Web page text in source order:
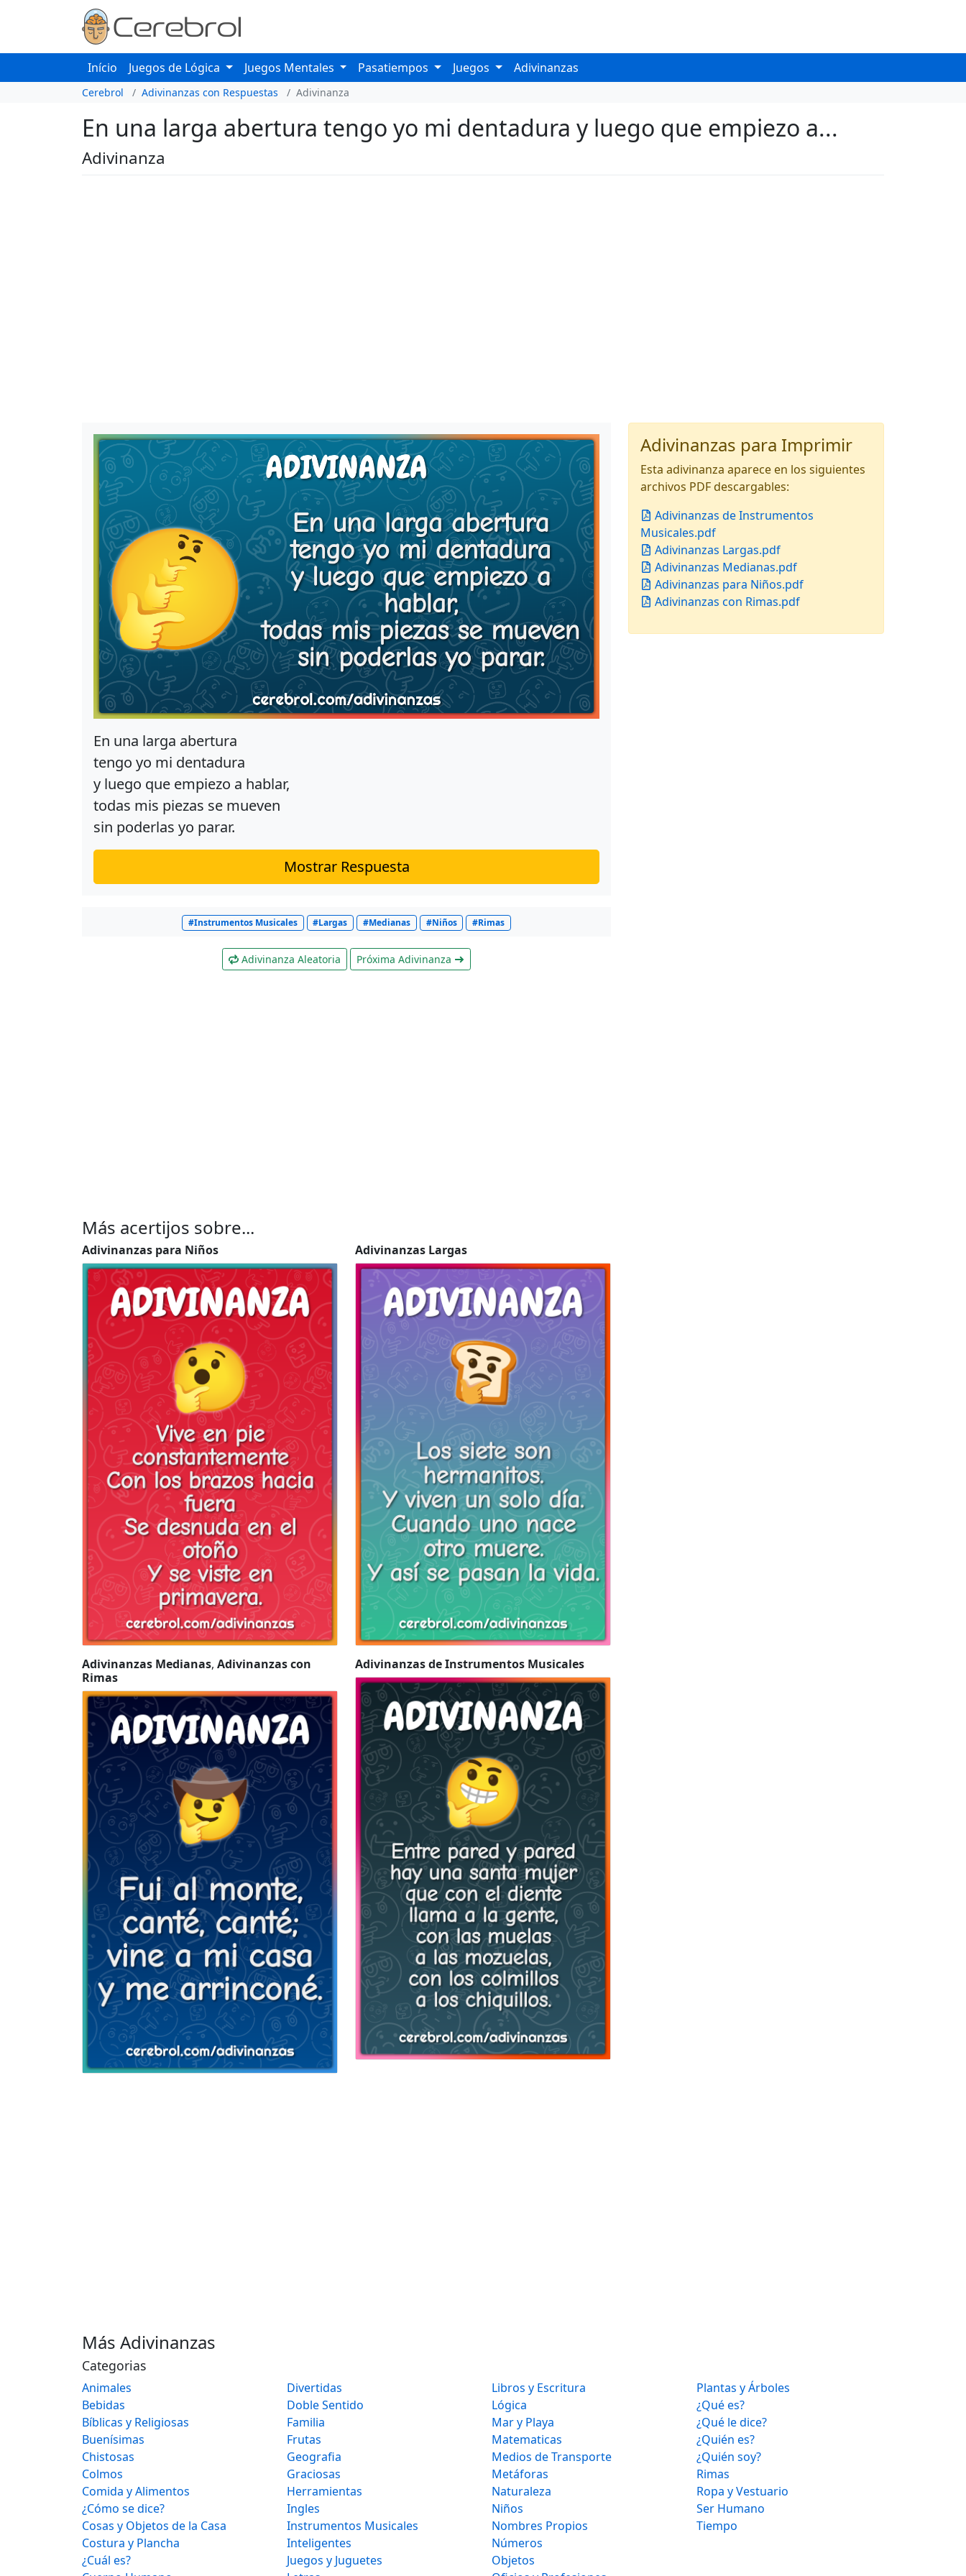
Início Juegos de Lógica Juegos Mentales Pasatiempos Juegos Adivinanzas
Cerebrol Adivinanzas con Respuestas Adivinanza
En una larga abertura tengo yo mi dentadura y luego que empiezo a...
Adivinanza
En una larga abertura
tengo yo mi dentadura
y luego que empiezo a hablar,
todas mis piezas se mueven
sin poderlas yo parar.
Mostrar Respuesta
#Instrumentos Musicales #Largas #Medianas #Niños #Rimas
Adivinanza Aleatoria Próxima Adivinanza
Adivinanzas para Imprimir
Esta adivinanza aparece en los siguientes
archivos PDF descargables:
Adivinanzas de Instrumentos
Musicales.pdf
Adivinanzas Largas.pdf
Adivinanzas Medianas.pdf
Adivinanzas para Niños.pdf
Adivinanzas con Rimas.pdf
Más acertijos sobre...
Adivinanzas para Niños Adivinanzas Largas
Adivinanzas Medianas, Adivinanzas con
Rimas
Adivinanzas de Instrumentos Musicales
Más Adivinanzas
Categorias
Animales
Bebidas
Bíblicas y Religiosas
Buenísimas
Chistosas
Colmos
Comida y Alimentos
¿Cómo se dice?
Cosas y Objetos de la Casa
Costura y Plancha
¿Cuál es?
Divertidas
Doble Sentido
Familia
Frutas
Geografia
Graciosas
Herramientas
Ingles
Instrumentos Musicales
Inteligentes
Juegos y Juguetes
Libros y Escritura
Lógica
Mar y Playa
Matematicas
Medios de Transporte
Metáforas
Naturaleza
Niños
Nombres Propios
Números
Objetos
Plantas y Árboles
¿Qué es?
¿Qué le dice?
¿Quién es?
¿Quién soy?
Rimas
Ropa y Vestuario
Ser Humano
Tiempo